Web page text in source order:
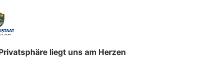
Hobby
LMC